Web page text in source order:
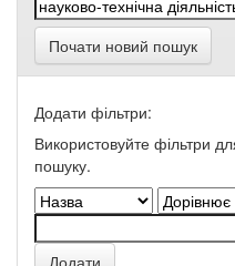
Почати новий пошук
Додати фільтри:
Використовуйте фільтри
пошуку.